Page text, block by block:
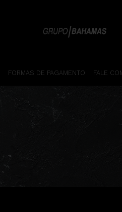
FORMAS DE PAGAMENTO FALE